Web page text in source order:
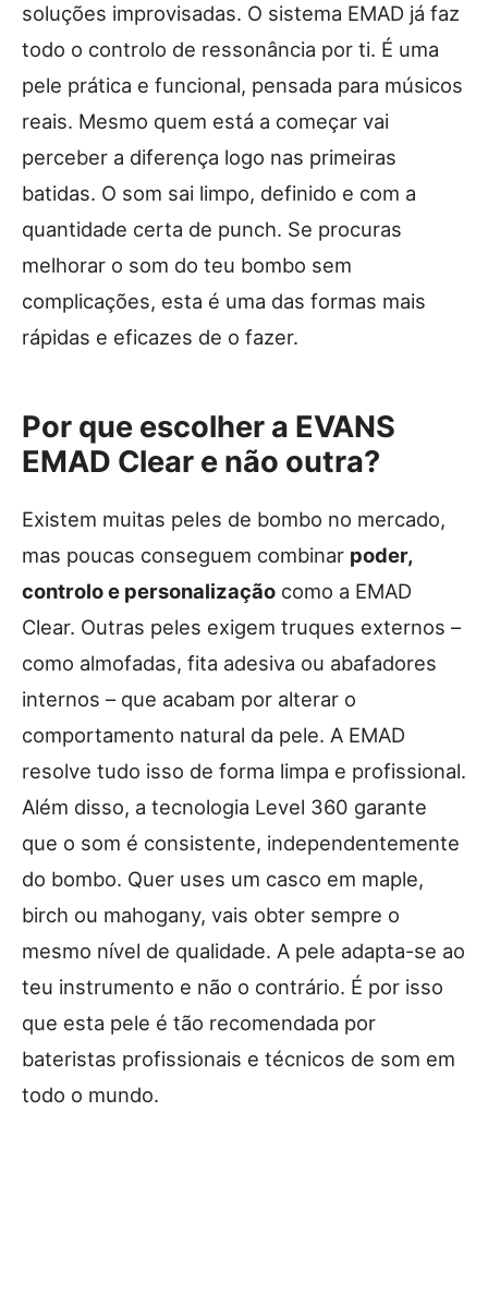
soluções improvisadas. O sistema EMAD já faz
todo o controlo de ressonância por ti. É uma
pele prática e funcional, pensada para músicos
reais. Mesmo quem está a começar vai
perceber a diferença logo nas primeiras
batidas. O som sai limpo, definido e com a
quantidade certa de punch. Se procuras
melhorar o som do teu bombo sem
complicações, esta é uma das formas mais
rápidas e eficazes de o fazer.
Por que escolher a EVANS
EMAD Clear e não outra?
Existem muitas peles de bombo no mercado,
mas poucas conseguem combinar poder,
controlo e personalização como a EMAD
Clear. Outras peles exigem truques externos –
como almofadas, fita adesiva ou abafadores
internos – que acabam por alterar o
comportamento natural da pele. A EMAD
resolve tudo isso de forma limpa e profissional.
Além disso, a tecnologia Level 360 garante
que o som é consistente, independentemente
do bombo. Quer uses um casco em maple,
birch ou mahogany, vais obter sempre o
mesmo nível de qualidade. A pele adapta-se ao
teu instrumento e não o contrário. É por isso
que esta pele é tão recomendada por
bateristas profissionais e técnicos de som em
todo o mundo.